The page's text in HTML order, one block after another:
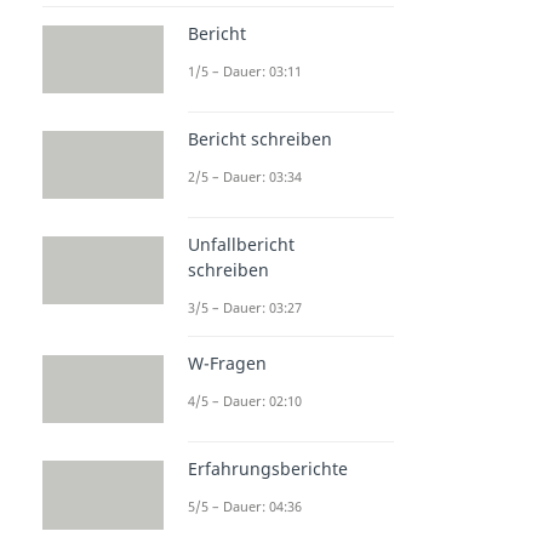
Bericht
1/5 – Dauer: 03:11
Bericht schreiben
2/5 – Dauer: 03:34
Unfallbericht
schreiben
3/5 – Dauer: 03:27
W-Fragen
4/5 – Dauer: 02:10
Erfahrungsberichte
5/5 – Dauer: 04:36